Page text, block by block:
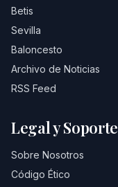
Betis
Sevilla
Baloncesto
Archivo de Noticias
RSS Feed
Legal y Soporte
Sobre Nosotros
Código Ético